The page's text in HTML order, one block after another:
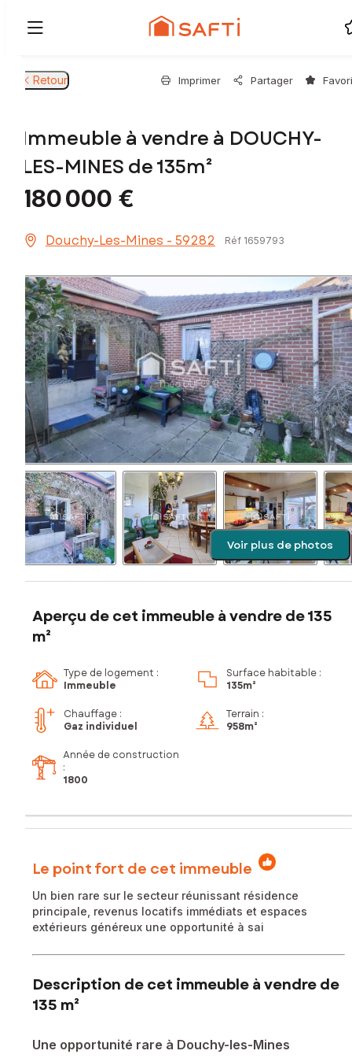
Retour Imprimer Partager
Immeuble à vendre à DOUCHY-
LES-MINES de 135m²
180 000 €
Douchy-Les-Mines - 59282 Réf 1659793
Voir plus de photos
Aperçu de cet immeuble à vendre de 135
m²
Type de logement :
Immeuble
Surface habitable :
135m²
Chauffage :
Gaz individuel
Terrain :
958m²
Année de construction
:
1800
Le point fort de cet immeuble
Un bien rare sur le secteur réunissant résidence
principale, revenus locatifs immédiats et espaces
extérieurs généreux une opportunité à sai
Description de cet immeuble à vendre de
135 m²
Une opportunité rare à Douchy-les-Mines